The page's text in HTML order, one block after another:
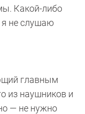
Какой-либо
я не слушаю
главным
из наушников и
— не нужно